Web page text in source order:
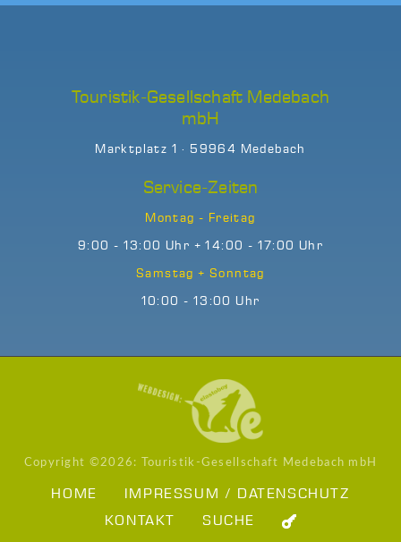
Touristik-Gesellschaft Medebach
mbH
Marktplatz 1 · 59964 Medebach
Service-Zeiten
Montag - Freitag
9:00 - 13:00 Uhr + 14:00 - 17:00 Uhr
Samstag + Sonntag
10:00 - 13:00 Uhr
Copyright ©2026: Touristik-Gesellschaft Medebach mbH
HOME
IMPRESSUM / DATENSCHUTZ
KONTAKT
SUCHE